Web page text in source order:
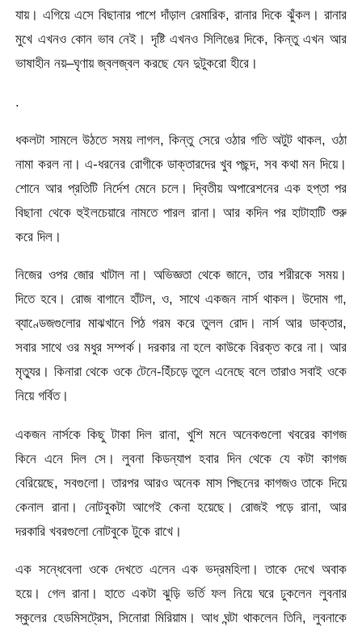
যায়। এগিয়ে এসে বিছানার পাশে দাঁড়াল রেমারিক, রানার দিকে ঝুঁকল। রানার
মুখে এখনও কোন ভাব নেই। দৃষ্টি এখনও সিলিঙের দিকে, কিন্তু এখন আর
ভাষাহীন নয়–ঘৃণায় জ্বলজ্বল করছে যেন দুটুকরো হীরে।
.
ধকলটা সামলে উঠতে সময় লাগল, কিন্তু সেরে ওঠার গতি অটুট থাকল, ওঠা
নামা করল না। এ-ধরনের রোগীকে ডাক্তারদের খুব পছন্দ, সব কথা মন দিয়ে।
শোনে আর প্রতিটি নির্দেশ মেনে চলে। দ্বিতীয় অপারেশনের এক হপ্তা পর
বিছানা থেকে হুইলচেয়ারে নামতে পারল রানা। আর কদিন পর হাটাহাটি শুরু
করে দিল।
নিজের ওপর জোর খাটাল না। অভিজ্ঞতা থেকে জানে, তার শরীরকে সময়।
দিতে হবে। রোজ বাগানে হাঁটল, ও, সাথে একজন নার্স থাকল। উদোম গা,
ব্যাণ্ডেজগুলোর মাঝখানে পিঠ গরম করে তুলল রোদ। নার্স আর ডাক্তার,
সবার সাথে ওর মধুর সম্পর্ক। দরকার না হলে কাউকে বিরক্ত করে না। আর
মৃত্যুর। কিনারা থেকে ওকে টেনে-হিঁচড়ে তুলে এনেছে বলে তারাও সবাই ওকে
নিয়ে গর্বিত।
একজন নার্সকে কিছু টাকা দিল রানা, খুশি মনে অনেকগুলো খবরের কাগজ
কিনে এনে দিল সে। লুবনা কিডন্যাপ হবার দিন থেকে যে কটা কাগজ
বেরিয়েছে, সবগুলো। তারপর আরও অনেক মাস পিছনের কাগজও তাকে দিয়ে
কেনাল রানা। নোটবুকটা আগেই কেনা হয়েছে। রোজই পড়ে রানা, আর
দরকারি খবরগুলো নোটবুকে টুকে রাখে।
এক সন্ধেবেলা ওকে দেখতে এলেন এক ভদ্রমহিলা। তাকে দেখে অবাক
হয়ে। গেল রানা। হাতে একটা ঝুড়ি ভর্তি ফল নিয়ে ঘরে ঢুকলেন লুবনার
স্কুলের হেডমিসট্রেস, সিনোরা মিরিয়াম। আধ ঘন্টা থাকলেন তিনি, লুবনাকে